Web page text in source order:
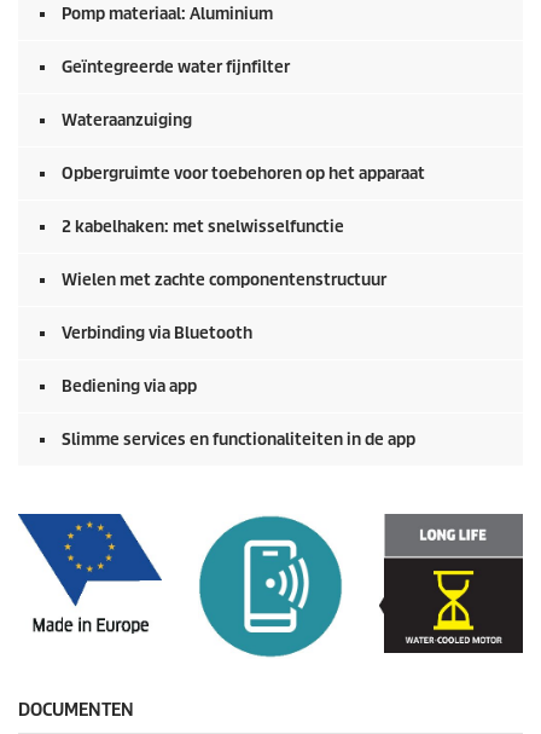
Pomp materiaal: Aluminium
Geïntegreerde water fijnfilter
Wateraanzuiging
Opbergruimte voor toebehoren op het apparaat
2 kabelhaken: met snelwisselfunctie
Wielen met zachte componentenstructuur
Verbinding via Bluetooth
Bediening via app
Slimme services en functionaliteiten in de app
DOCUMENTEN